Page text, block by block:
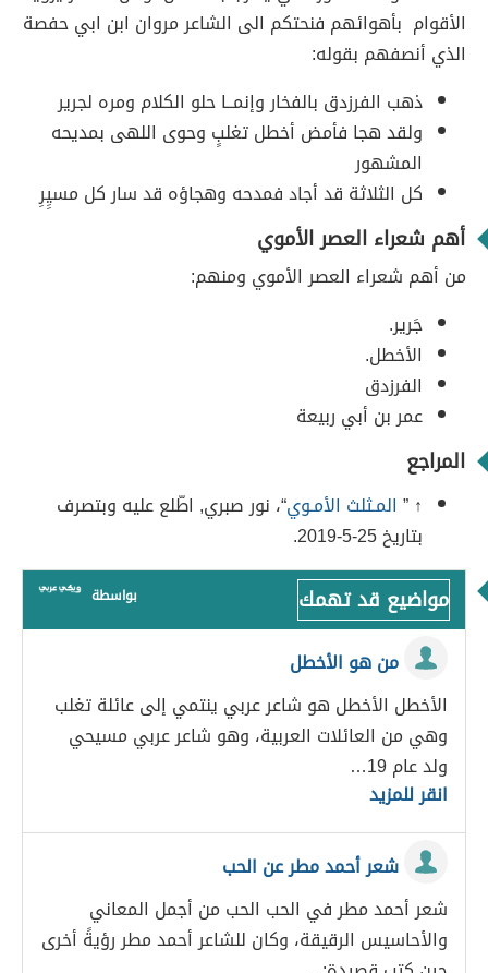
الأقوام بأهوائهم فنحتكم الى الشاعر مروان ابن ابي حفصة
الذي أنصفهم بقوله:
ذهب الفرزدق بالفخار وإنمــا حلو الكلام ومره لجرير
ولقد هجا فأمض أخطل تغلبٍ وحوى اللهى بمديحه
المشهور
كل الثلاثة قد أجاد فمدحه وهجاؤه قد سار كل مسيِِرِ
أهم شعراء العصر الأموي
من أهم شعراء العصر الأموي ومنهم:
جَرير.
الأخطل.
الفرزدق
عمر بن أبي ربيعة
المراجع
↑ ” المـثلث الأمـوي“، نور صبري, اطّلع عليه وبتصرف
بتاريخ 25-5-2019.
مواضيع قد تهمك بواسطة
من هو الأخطل
الأخطل الأخطل هو شاعر عربي ينتمي إلى عائلة تغلب
وهي من العائلات العربية، وهو شاعر عربي مسيحي
ولد عام 19…
انقر للمزيد
شعر أحمد مطر عن الحب
شعر أحمد مطر في الحب الحب من أجمل المعاني
والأحاسيس الرقيقة، وكان للشاعر أحمد مطر رؤيةً أخرى